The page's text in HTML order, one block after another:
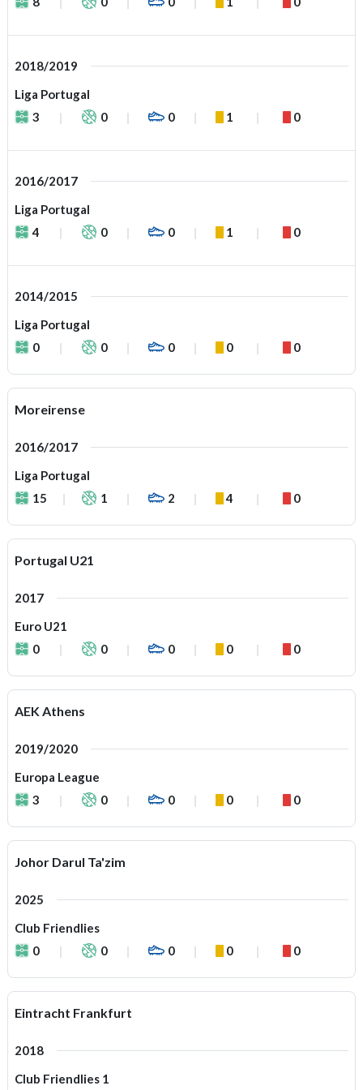
2018/2019
Liga Portugal
3
0 0 1 0
2016/2017
Liga Portugal
4
0 0 1 0
2014/2015
Liga Portugal
0
0 0 0 0
Moreirense
2016/2017
Liga Portugal
15
1 2 4 0
Portugal U21
2017
Euro U21
0
0 0 0 0
AEK Athens
2019/2020
Europa League
3
0 0 0 0
Johor Darul Ta'zim
2025
Club Friendlies
0
0 0 0 0
Eintracht Frankfurt
2018
Club Friendlies 1